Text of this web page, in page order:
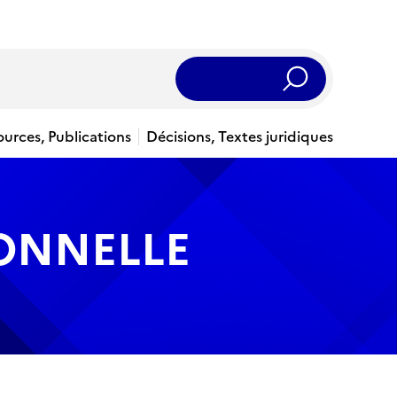
Rechercher
Publications
Décisions, Textes juridiques